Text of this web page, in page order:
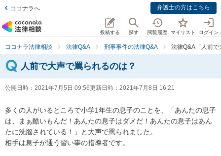
ココナラへ 弁護士の方はこちら
投稿する 探す 閲覧履歴 マイリスト ログイン
ココナラ法律相談 法律Q&A 刑事事件の法律Q&A 法律Q&A「人前
人前で大声で罵られるのは？
公開日時： 2021年7月5日 09:56更新日時： 2021年7月8日 16:21
多くの人がいるところで小学1年生の息子のことを、「あんたの息子
は、まぁ酷いもんだ！あんたの息子はダメだ！あんたの息子はあん
たに洗脳されている！」と大声で罵られました。
相手は息子が通う習い事の指導者です。